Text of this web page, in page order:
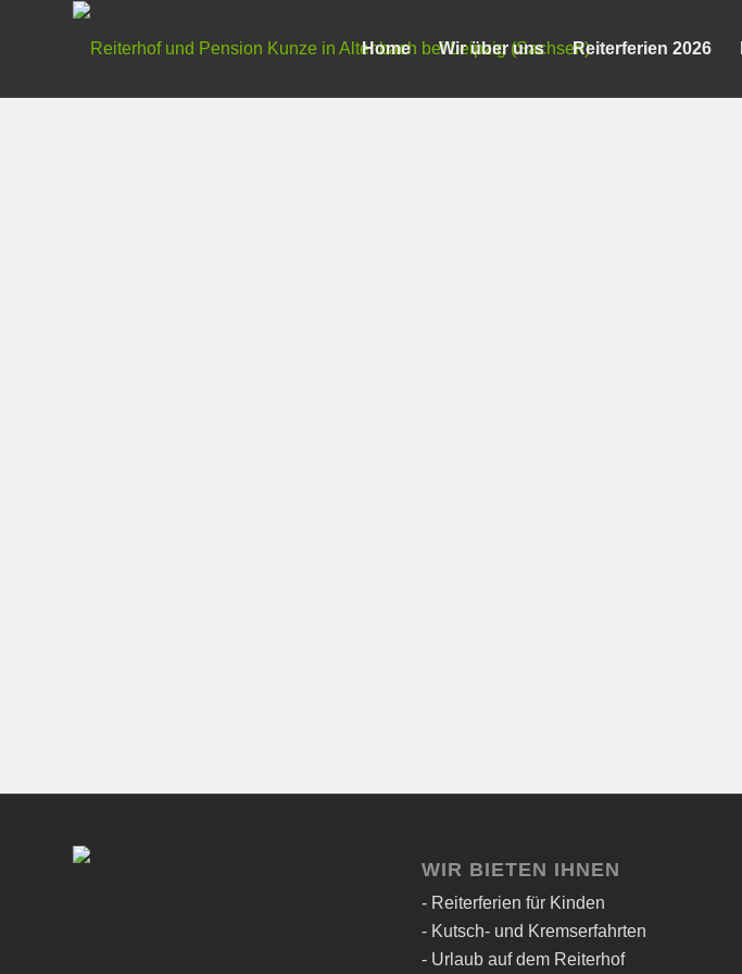
Home Wir über uns Reiterferien 2026
WIR BIETEN IHNEN
- Reiterferien für Kinden
- Kutsch- und Kremserfahrten
- Urlaub auf dem Reiterhof